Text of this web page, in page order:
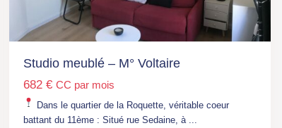
Studio meublé – M° Voltaire
682 € CC par mois
Dans le quartier de la Roquette, véritable coeur
battant du 11ème : Situé rue Sedaine, à ...
Paris ,
M°
Voltaire